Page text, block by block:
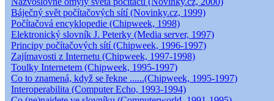
Báječný svět počítačových sítí (Novinky.cz, 1999)
Počítačová encyklopedie (Chipweek, 1998)
Elektronický slovník J. Peterky (Media server, 1997)
Principy počítačových sítí (Chipweek, 1996-1997)
Zajímavosti z Internetu (Chipweek, 1997-1998)
Toulky Internetem (Chipweek, 1995-1997)
Co to znamená, když se řekne ......(Chipweek, 1995-1997)
Interoperabilita (Computer Echo, 1993-1994)